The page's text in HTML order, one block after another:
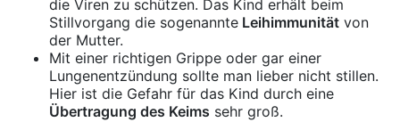
die Viren zu schützen. Das Kind erhält beim
Stillvorgang die sogenannte Leihimmunität von
der Mutter.
Mit einer richtigen Grippe oder gar einer
Lungenentzündung sollte man lieber nicht stillen.
Hier ist die Gefahr für das Kind durch eine
Übertragung des Keims sehr groß.